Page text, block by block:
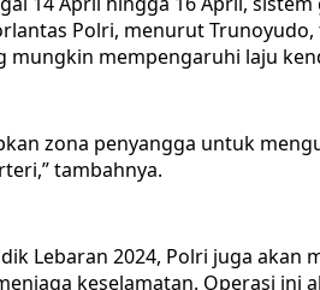
Polri, menurut
mungkin mempengaruhi laju
zona penyangga untuk
tambahnya.
Lebaran 2024, Polri juga akan
keselamatan. Operasi ini